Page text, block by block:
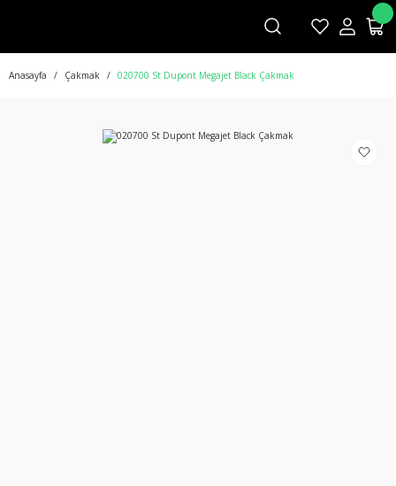
Anasayfa Çakmak 020700 St Dupont Megajet Black Çakmak